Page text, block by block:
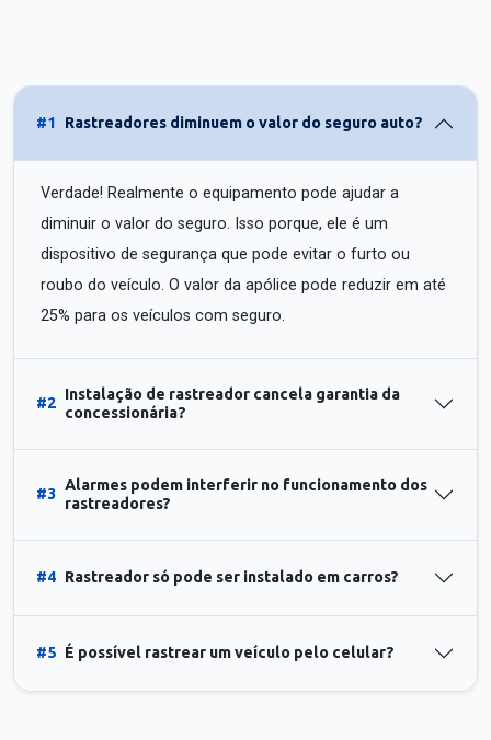
#1 Rastreadores diminuem o valor do seguro auto?
Verdade! Realmente o equipamento pode ajudar a
diminuir o valor do seguro. Isso porque, ele é um
dispositivo de segurança que pode evitar o furto ou
roubo do veículo. O valor da apólice pode reduzir em até
25% para os veículos com seguro.
#2
Instalação de rastreador cancela garantia da
concessionária?
#3
Alarmes podem interferir no funcionamento dos
rastreadores?
#4 Rastreador só pode ser instalado em carros?
#5 É possível rastrear um veículo pelo celular?